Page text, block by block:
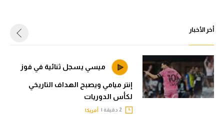
أخر الأخبار
ميسي يسجل ثنائية في فوز
إنتر ميامي ويصبح الهداف التاريخي
لكأس الدوريات
أمريكا